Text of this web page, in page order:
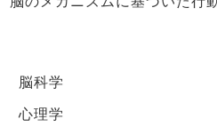
脳科学
心理学